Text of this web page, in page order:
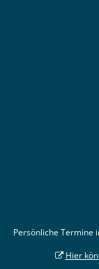
Persönliche Termine
Hier